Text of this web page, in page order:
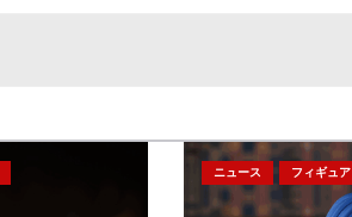
ニュース フィギュア